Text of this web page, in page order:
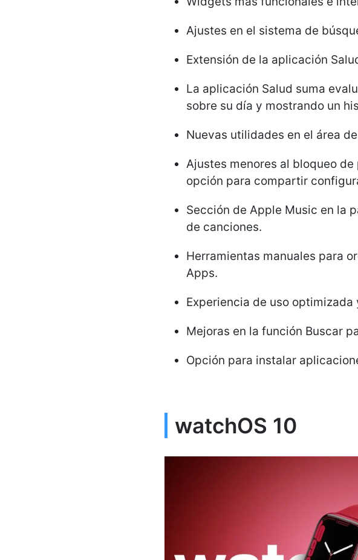
Ajustes en el sistema de
Extensión de la aplicación
La aplicación Salud suma
sobre su día y mostrando un
Nuevas utilidades en el área
Ajustes menores al bloqueo
opción para compartir
Sección de Apple Music en la
de canciones.
Herramientas manuales para
Apps.
Experiencia de uso
Mejoras en la función Buscar
Opción para instalar
watchOS 10